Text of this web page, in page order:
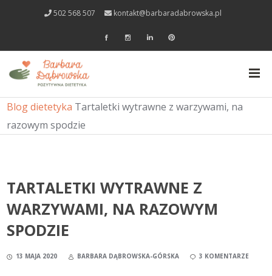
502 568 507 kontakt@barbaradabrowska.pl
Blog dietetyka Tartaletki wytrawne z warzywami, na
razowym spodzie
TARTALETKI WYTRAWNE Z
WARZYWAMI, NA RAZOWYM
SPODZIE
13 MAJA 2020 BARBARA DĄBROWSKA-GÓRSKA 3 KOMENTARZE